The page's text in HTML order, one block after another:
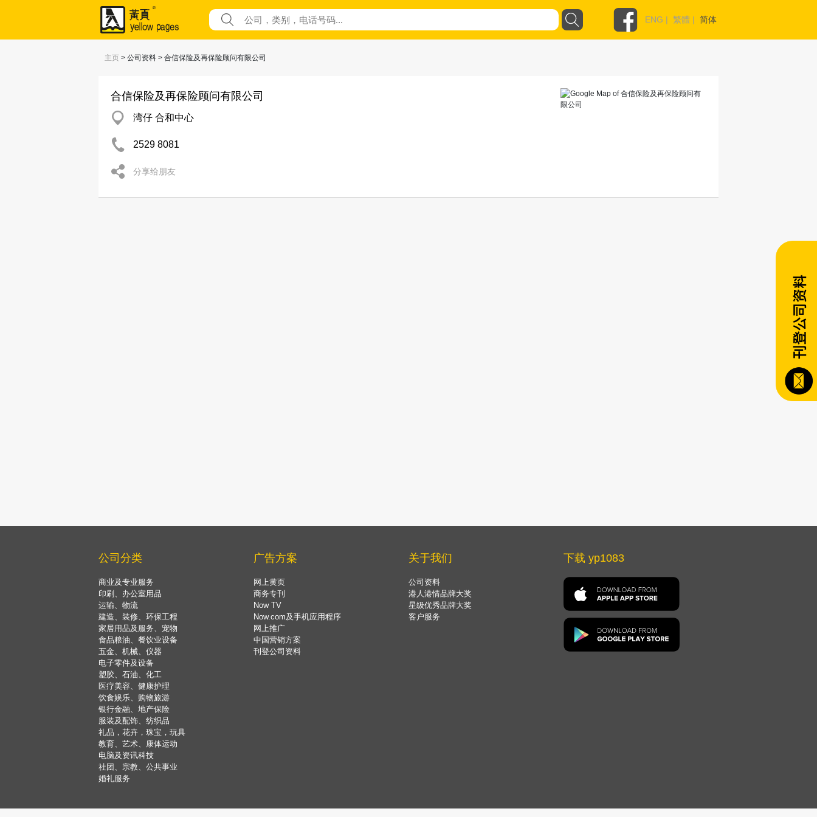
ENG | 繁體 | 简体
主页 > 公司资料 > 合信保险及再保险顾问有限公司
合信保险及再保险顾问有限公司
湾仔 合和中心
2529 8081
分享给朋友
公司分类
商业及专业服务
印刷、办公室用品
运输、物流
建造、装修、环保工程
家居用品及服务、宠物
食品粮油、餐饮业设备
五金、机械、仪器
电子零件及设备
塑胶、石油、化工
医疗美容、健康护理
饮食娱乐、购物旅游
银行金融、地产保险
服装及配饰、纺织品
礼品，花卉，珠宝，玩具
教育、艺术、康体运动
电脑及资讯科技
社团、宗教、公共事业
婚礼服务
广告方案
网上黄页
商务专刊
Now TV
Now.com及手机应用程序
网上推广
中国营销方案
刊登公司资料
关于我们
公司资料
港人港情品牌大奖
星级优秀品牌大奖
客户服务
下载 yp1083